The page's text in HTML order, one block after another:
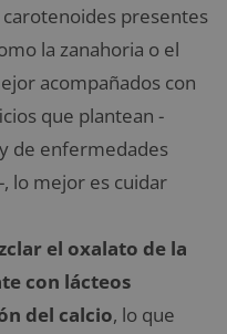
carotenoides presentes
la zanahoria o el
acompañados con
que plantean -
de enfermedades
lo mejor es cuidar
el oxalato de la
con lácteos
del calcio, lo que